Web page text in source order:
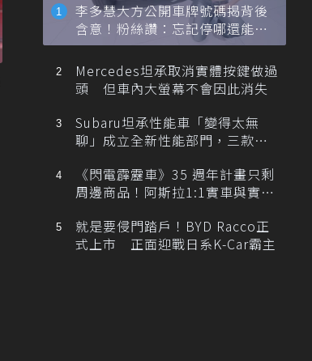
李多慧大方公開車牌號碼揭背後
含意！粉絲讚：忘記停哪還能幫
忙找車
Mercedes坦承取消實體按鍵做過
頭 但車內大螢幕不會因此消失
Subaru坦承性能車「變得太無
聊」成立全新性能部門，三款手
《閃電霹靂車》35 週年計畫只剩
周邊商品！阿斯拉1:1實車與實體
就是要侵門踏戶！BYD Racco正
式上市 正面迎戰日系K-Car霸主